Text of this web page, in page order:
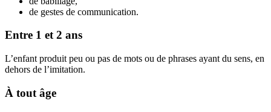
de gestes de communication.
Entre 1 et 2 ans
L’enfant produit peu ou pas de mots ou de phrases ayant du sens, en
dehors de l’imitation.
À tout âge